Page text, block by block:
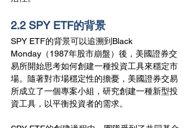
2.2 SPY ETF的背景
SPY ETF的背景可以追溯到Black
Monday（1987年股市崩盤）後，美國證券交
易所開始思考如何創建一種投資工具來穩定市
場。隨著對市場穩定性的擔憂，美國證券交易
所成立了一個專案小組，研究創建一種新型投
資工具，以平衡投資者的需求。